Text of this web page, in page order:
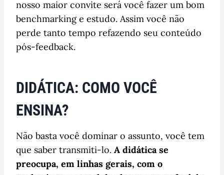
nosso maior convite será você fazer um bom
benchmarking e estudo. Assim você não
perde tanto tempo refazendo seu conteúdo
pós-feedback.
DIDÁTICA: COMO VOCÊ
ENSINA?
Não basta você dominar o assunto, você tem
que saber transmiti-lo. A didática se
preocupa, em linhas gerais, com o